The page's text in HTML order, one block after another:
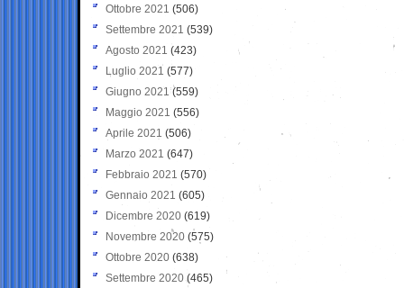
Ottobre 2021 (506)
Settembre 2021 (539)
Agosto 2021 (423)
Luglio 2021 (577)
Giugno 2021(559)
Maggio 2021 (556)
Aprile 2021 (506)
Marzo 2021 (647)
Febbraio 2021 (570)
Gennaio 2021 (605)
Dicembre 2020 (619)
Novembre 2020 (575)
Ottobre 2020 (638)
Settembre 2020(465)